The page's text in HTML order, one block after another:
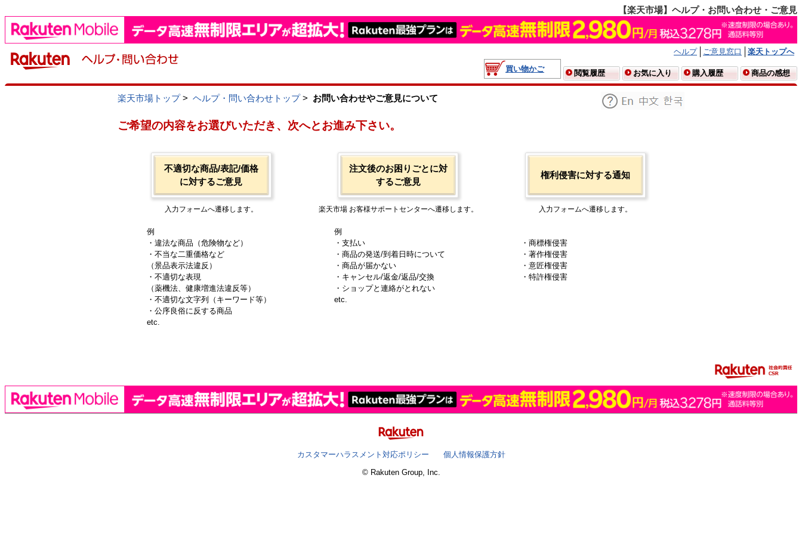
【楽天市場】ヘルプ・お問い合わせ・ご意見
ヘルプ ご意見窓口
楽天トップへ
買い物かご
閲覧履歴 お気に入り 購入履歴 商品の感想
楽天市場トップ> ヘルプ・問い合わせトップ> お問い合わせやご意見について
ご希望の内容をお選びいただき、次へとお進み下さい。
不適切な商品/表記/価格
に対するご意見
入力フォームへ遷移します。
例
・違法な商品（危険物など）
・不当な二重価格など
（景品表示法違反）
・不適切な表現
（薬機法、健康増進法違反等）
・不適切な文字列（キーワード等）
・公序良俗に反する商品
etc.
注文後のお困りごとに対
するご意見
楽天市場 お客様サポートセンターへ遷移します。
例
・支払い
・商品の発送/到着日時について
・商品が届かない
・キャンセル/返金/返品/交換
・ショップと連絡がとれない
etc.
権利侵害に対する通知
入力フォームへ遷移します。
・商標権侵害
・著作権侵害
・意匠権侵害
・特許権侵害
カスタマーハラスメント対応ポリシー
個人情報保護方針
© Rakuten Group, Inc.